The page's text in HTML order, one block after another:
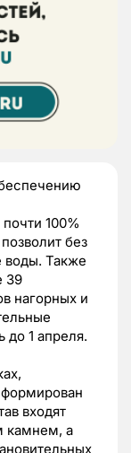
100%
без
воды. Также
39
нагорных и
до 1 апреля.
входят
камнем, а